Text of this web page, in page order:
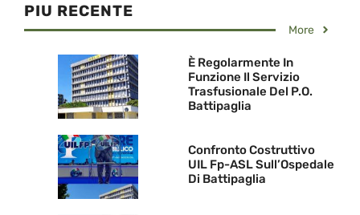
PIU RECENTE
More
È Regolarmente In
Funzione Il Servizio
Trasfusionale Del P.O.
Battipaglia
Confronto Costruttivo
UIL Fp-ASL Sull’Ospedale
Di Battipaglia